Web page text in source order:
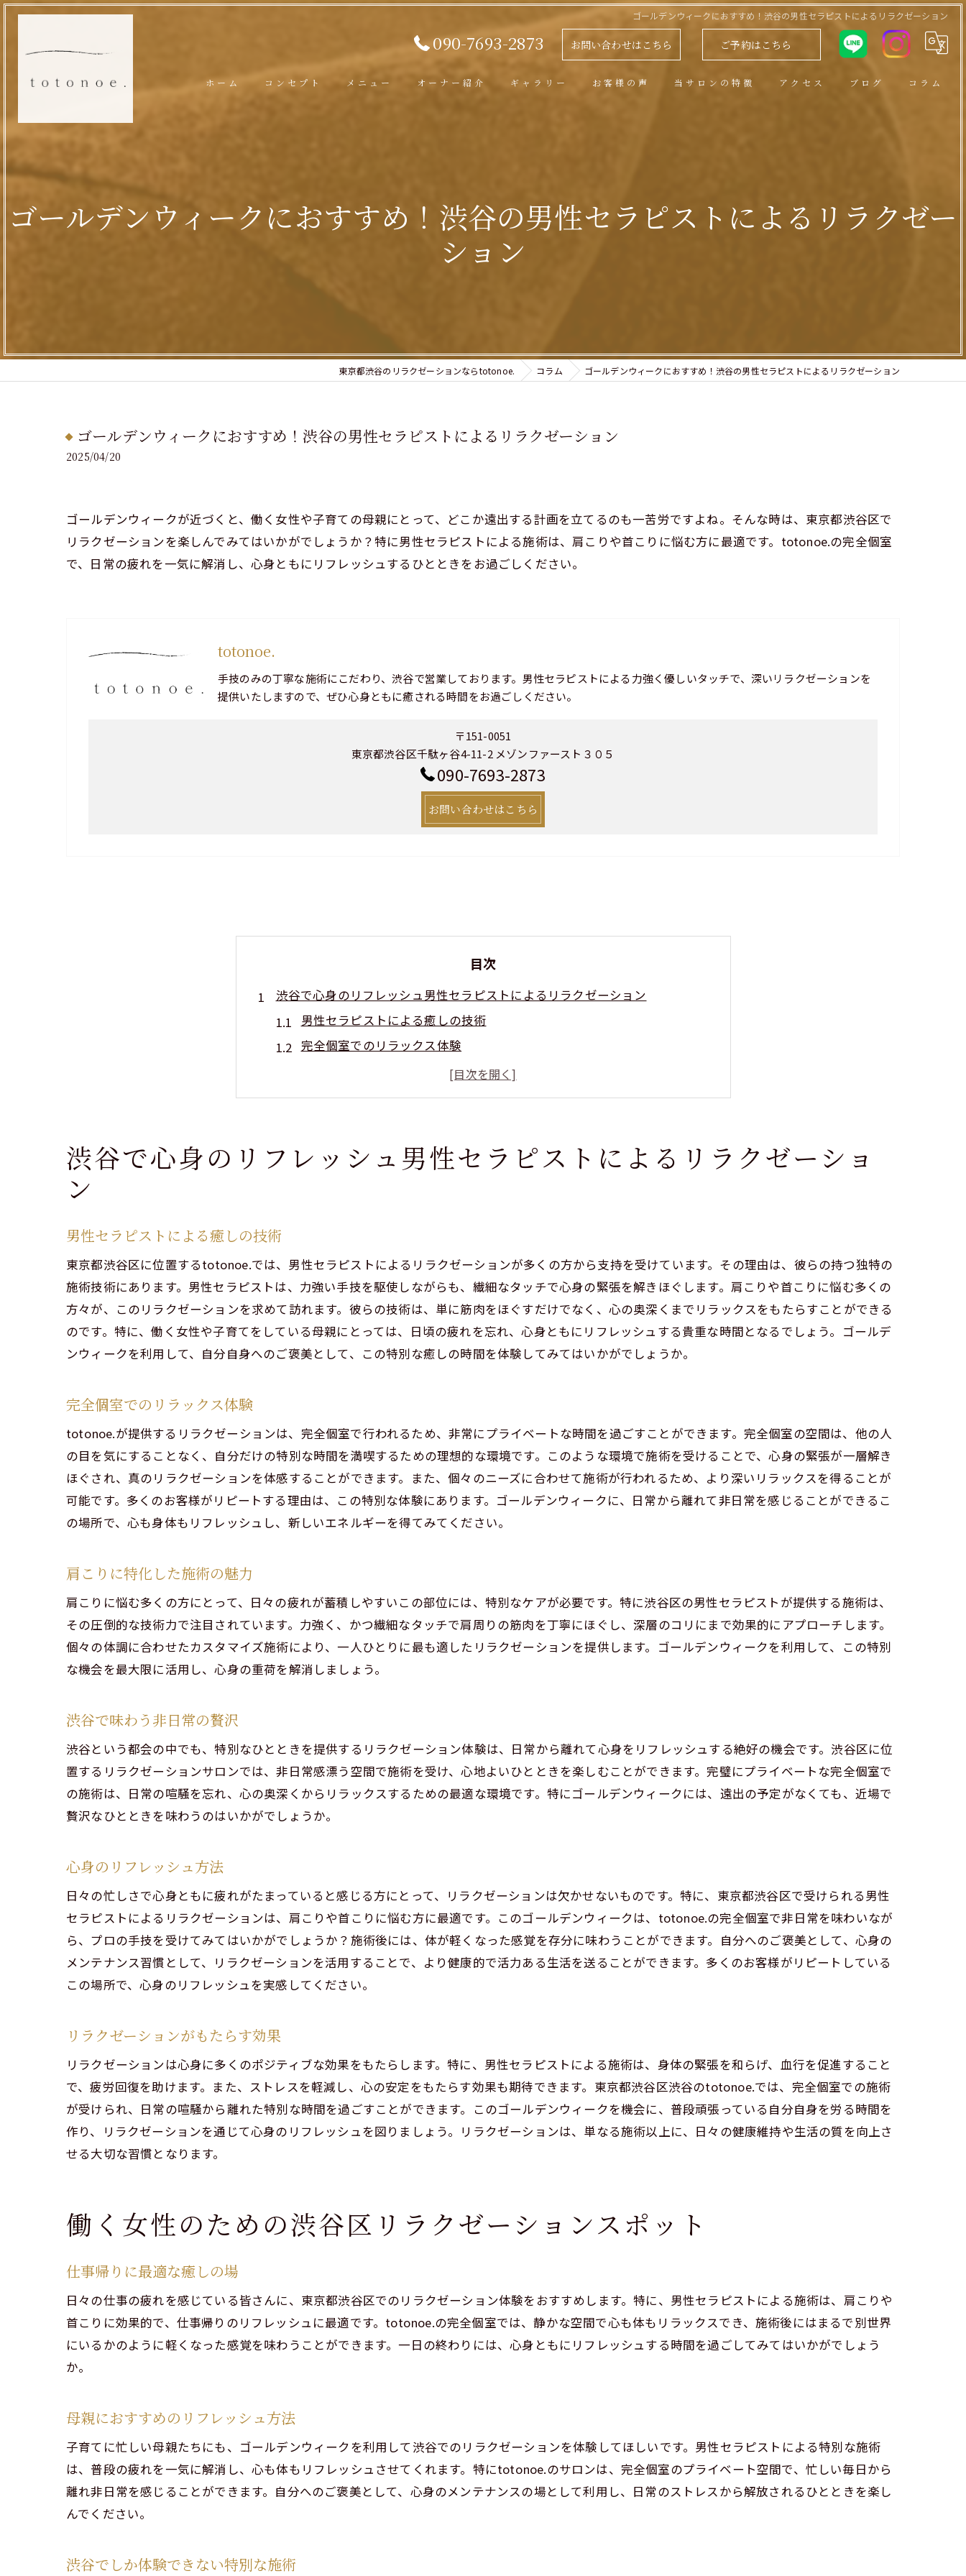
ゴールデンウィークにおすすめ！渋谷の男性セラピストによるリラクゼーション
090-7693-2873 お問い合わせはこちら ご予約はこちら
ホーム コンセプト メニュー オーナー紹介 ギャラリー お客様の声 当サロンの特徴
小顔
アクセス ブログ コラム
ゴールデンウィークにおすすめ！渋谷の男性セラピストによるリラクゼー
ション
東京都渋谷のリラクゼーションならtotonoe. コラム ゴールデンウィークにおすすめ！渋谷の男性セラピストによるリラクゼーション
ゴールデンウィークにおすすめ！渋谷の男性セラピストによるリラクゼーション
2025/04/20
ゴールデンウィークが近づくと、働く女性や子育ての母親にとって、どこか遠出する計画を立てるのも一苦労ですよね。そんな時は、東京都渋谷区で
リラクゼーションを楽しんでみてはいかがでしょうか？特に男性セラピストによる施術は、肩こりや首こりに悩む方に最適です。totonoe.の完全個室
で、日常の疲れを一気に解消し、心身ともにリフレッシュするひとときをお過ごしください。
totonoe.
手技のみの丁寧な施術にこだわり、渋谷で営業しております。男性セラピストによる力強く優しいタッチで、深いリラクゼーションを
提供いたしますので、ぜひ心身ともに癒される時間をお過ごしください。
〒151-0051
東京都渋谷区千駄ヶ谷4-11-2 メゾンファースト３０５
090-7693-2873
お問い合わせはこちら
目次
渋谷で心身のリフレッシュ男性セラピストによるリラクゼーション
男性セラピストによる癒しの技術
完全個室でのリラックス体験
肩こりに特化した施術の魅力
渋谷で味わう非日常の贅沢
リラクゼーションがもたらす効果
働く女性のための渋谷区リラクゼーションスポット
心も体も軽くなるリラクゼーション
ストレス解消のためのリラックス法
渋谷の隠れ家的リラクゼーションスポット
ゴールデンウィークの癒し渋谷の男性セラピストが提供する特別な時間
渋谷で過ごす極上のひととき
施術後のスッキリ感を味わう
ゴールデンウィークを最高の癒しの時間に
肩こりにお悩みの方へ渋谷のリラクゼーションで軽くなる体感
肩こり改善に特化したメニューの紹介
日常から解放されるリラクゼーション体験
肩の軽さを実感するための施術
渋谷で肩こりに効くリラクゼーションを
繊細な手技での心身のリフレッシュ
都内では味わえない特別な施術
渋谷でリピーターが続出する理由
男性セラピストによる個別対応の魅力
連休中に訪れたい渋谷の癒しスポット
男性セラピストが叶える贅沢な時間
ゴールデンウィークを特別な体験に
非日常を感じるリラクゼーション
渋谷で体験する新しい癒しの形
男性セラピストが拓く新たなスタイル
特別な癒しのひととき渋谷区で男性セラピストの施術を体験
個室で味わうプライベートな時間
男性セラピストの技術に触れる
施術後の心地よさを体感
渋谷で心身のリフレッシュ男性セラピストによるリラクゼーショ
ン
男性セラピストによる癒しの技術
東京都渋谷区に位置するtotonoe.では、男性セラピストによるリラクゼーションが多くの方から支持を受けています。その理由は、彼らの持つ独特の
施術技術にあります。男性セラピストは、力強い手技を駆使しながらも、繊細なタッチで心身の緊張を解きほぐします。肩こりや首こりに悩む多くの
方々が、このリラクゼーションを求めて訪れます。彼らの技術は、単に筋肉をほぐすだけでなく、心の奥深くまでリラックスをもたらすことができる
のです。特に、働く女性や子育てをしている母親にとっては、日頃の疲れを忘れ、心身ともにリフレッシュする貴重な時間となるでしょう。ゴールデ
ンウィークを利用して、自分自身へのご褒美として、この特別な癒しの時間を体験してみてはいかがでしょうか。
完全個室でのリラックス体験
totonoe.が提供するリラクゼーションは、完全個室で行われるため、非常にプライベートな時間を過ごすことができます。完全個室の空間は、他の人
の目を気にすることなく、自分だけの特別な時間を満喫するための理想的な環境です。このような環境で施術を受けることで、心身の緊張が一層解き
ほぐされ、真のリラクゼーションを体感することができます。また、個々のニーズに合わせて施術が行われるため、より深いリラックスを得ることが
可能です。多くのお客様がリピートする理由は、この特別な体験にあります。ゴールデンウィークに、日常から離れて非日常を感じることができるこ
の場所で、心も身体もリフレッシュし、新しいエネルギーを得てみてください。
肩こりに特化した施術の魅力
肩こりに悩む多くの方にとって、日々の疲れが蓄積しやすいこの部位には、特別なケアが必要です。特に渋谷区の男性セラピストが提供する施術は、
その圧倒的な技術力で注目されています。力強く、かつ繊細なタッチで肩周りの筋肉を丁寧にほぐし、深層のコリにまで効果的にアプローチします。
個々の体調に合わせたカスタマイズ施術により、一人ひとりに最も適したリラクゼーションを提供します。ゴールデンウィークを利用して、この特別
な機会を最大限に活用し、心身の重荷を解消しましょう。
渋谷で味わう非日常の贅沢
渋谷という都会の中でも、特別なひとときを提供するリラクゼーション体験は、日常から離れて心身をリフレッシュする絶好の機会です。渋谷区に位
置するリラクゼーションサロンでは、非日常感漂う空間で施術を受け、心地よいひとときを楽しむことができます。完璧にプライベートな完全個室で
の施術は、日常の喧騒を忘れ、心の奥深くからリラックスするための最適な環境です。特にゴールデンウィークには、遠出の予定がなくても、近場で
贅沢なひとときを味わうのはいかがでしょうか。
心身のリフレッシュ方法
日々の忙しさで心身ともに疲れがたまっていると感じる方にとって、リラクゼーションは欠かせないものです。特に、東京都渋谷区で受けられる男性
セラピストによるリラクゼーションは、肩こりや首こりに悩む方に最適です。このゴールデンウィークは、totonoe.の完全個室で非日常を味わいなが
ら、プロの手技を受けてみてはいかがでしょうか？施術後には、体が軽くなった感覚を存分に味わうことができます。自分へのご褒美として、心身の
メンテナンス習慣として、リラクゼーションを活用することで、より健康的で活力ある生活を送ることができます。多くのお客様がリピートしている
この場所で、心身のリフレッシュを実感してください。
リラクゼーションがもたらす効果
リラクゼーションは心身に多くのポジティブな効果をもたらします。特に、男性セラピストによる施術は、身体の緊張を和らげ、血行を促進すること
で、疲労回復を助けます。また、ストレスを軽減し、心の安定をもたらす効果も期待できます。東京都渋谷区渋谷のtotonoe.では、完全個室での施術
が受けられ、日常の喧騒から離れた特別な時間を過ごすことができます。このゴールデンウィークを機会に、普段頑張っている自分自身を労る時間を
作り、リラクゼーションを通じて心身のリフレッシュを図りましょう。リラクゼーションは、単なる施術以上に、日々の健康維持や生活の質を向上さ
せる大切な習慣となります。
働く女性のための渋谷区リラクゼーションスポット
仕事帰りに最適な癒しの場
日々の仕事の疲れを感じている皆さんに、東京都渋谷区でのリラクゼーション体験をおすすめします。特に、男性セラピストによる施術は、肩こりや
首こりに効果的で、仕事帰りのリフレッシュに最適です。totonoe.の完全個室では、静かな空間で心も体もリラックスでき、施術後にはまるで別世界
にいるかのように軽くなった感覚を味わうことができます。一日の終わりには、心身ともにリフレッシュする時間を過ごしてみてはいかがでしょう
か。
母親におすすめのリフレッシュ方法
子育てに忙しい母親たちにも、ゴールデンウィークを利用して渋谷でのリラクゼーションを体験してほしいです。男性セラピストによる特別な施術
は、普段の疲れを一気に解消し、心も体もリフレッシュさせてくれます。特にtotonoe.のサロンは、完全個室のプライベート空間で、忙しい毎日から
離れ非日常を感じることができます。自分へのご褒美として、心身のメンテナンスの場として利用し、日常のストレスから解放されるひとときを楽し
んでください。
渋谷でしか体験できない特別な施術